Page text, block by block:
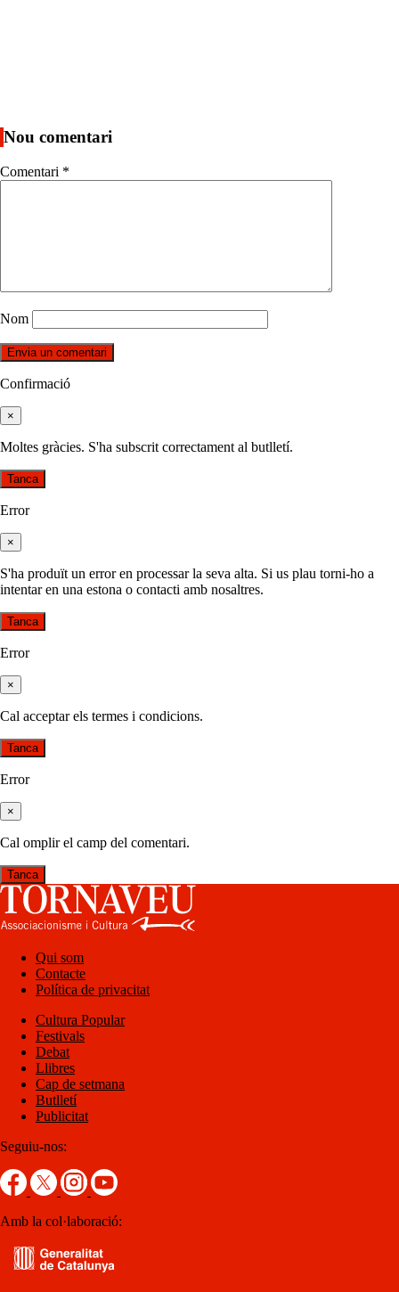
Nou comentari
Comentari *
Nom
Confirmació
×
Moltes gràcies. S'ha subscrit correctament al butlletí.
Tanca
Error
×
S'ha produït un error en processar la seva alta. Si us plau torni-ho a
intentar en una estona o contacti amb nosaltres.
Tanca
Error
×
Cal acceptar els termes i condicions.
Tanca
Error
×
Cal omplir el camp del comentari.
Tanca
Qui som
Contacte
Política de privacitat
Cultura Popular
Festivals
Debat
Llibres
Cap de setmana
Butlletí
Publicitat
Seguiu-nos:
Amb la col·laboració: